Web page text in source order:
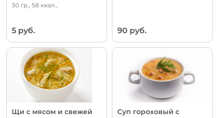
30 гр., 58 ккал.,
5 руб. 90 руб.
Щи с мясом и свежей
Суп гороховый с